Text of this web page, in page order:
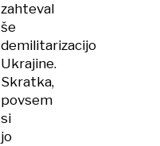
zahteval
še
demilitarizacijo
Ukrajine.
Skratka,
povsem
si
jo